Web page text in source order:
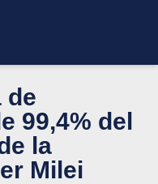
de
99,4% del
la
Milei